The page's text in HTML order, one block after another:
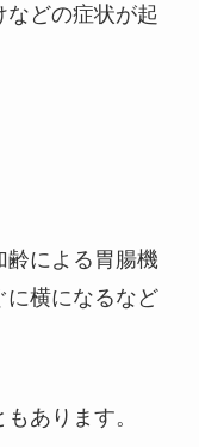
などの症状が起
齢による胃腸機
に横になるなど
あります。